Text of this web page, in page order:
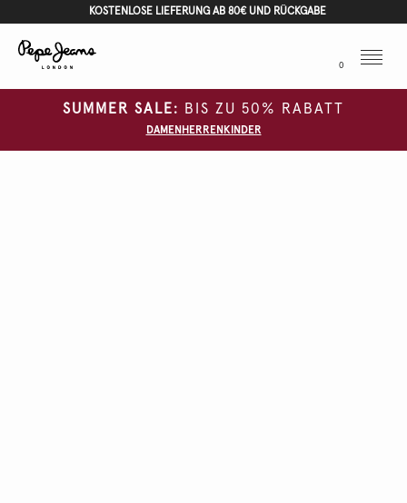
KOSTENLOSE LIEFERUNG AB 80€ UND RÜCKGABE
0
Menu
SUMMER SALE: BIS ZU 50% RABATT
DAMEN HERREN KINDER